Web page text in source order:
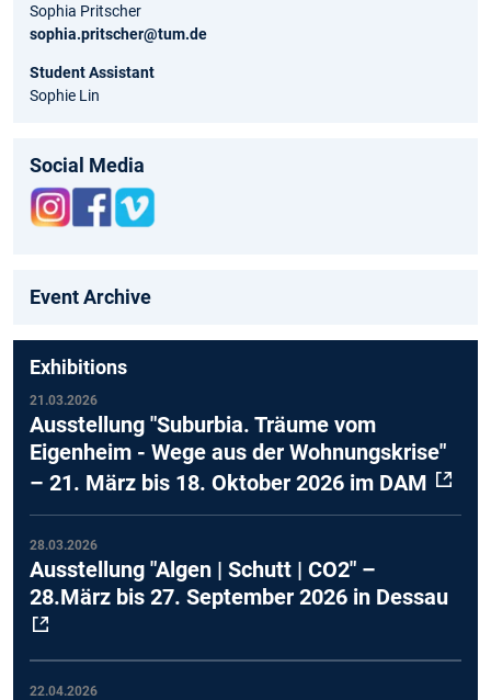
Sophia Pritscher
sophia.pritscher@tum.de
Student Assistant
Sophie Lin
Social Media
Event Archive
Exhibitions
21.03.2026
Ausstellung "Suburbia. Träume vom
Eigenheim - Wege aus der Wohnungskrise"
– 21. März bis 18. Oktober 2026 im DAM
28.03.2026
Ausstellung "Algen | Schutt | CO2" –
28.März bis 27. September 2026 in Dessau
22.04.2026